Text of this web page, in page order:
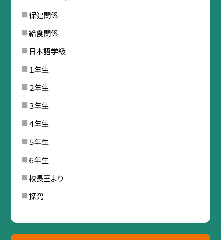
保健関係
給食関係
日本語学級
１年生
２年生
３年生
４年生
５年生
６年生
校長室より
探究